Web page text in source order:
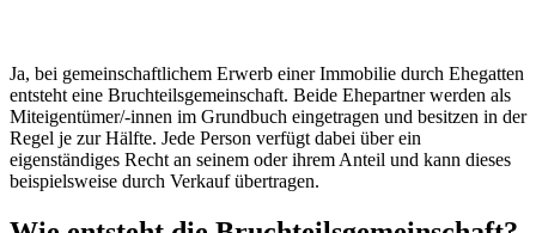
Ja, bei gemeinschaftlichem Erwerb einer Immobilie durch Ehegatten
entsteht eine Bruchteilsgemeinschaft. Beide Ehepartner werden als
Miteigentümer/-innen im Grundbuch eingetragen und besitzen in der
Regel je zur Hälfte. Jede Person verfügt dabei über ein
eigenständiges Recht an seinem oder ihrem Anteil und kann dieses
beispielsweise durch Verkauf übertragen.